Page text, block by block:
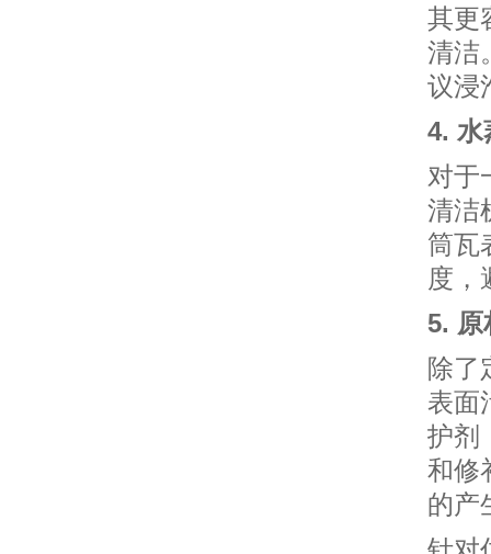
其更
清洁
议浸
4. 水
对于
清洁
筒瓦
度，
5. 原
除了
表面
护剂
和修
的产